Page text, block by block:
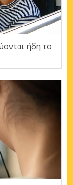
ήδη το